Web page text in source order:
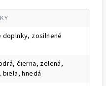
doplnky, zosilnené
čierna, zelená,
biela, hnedá